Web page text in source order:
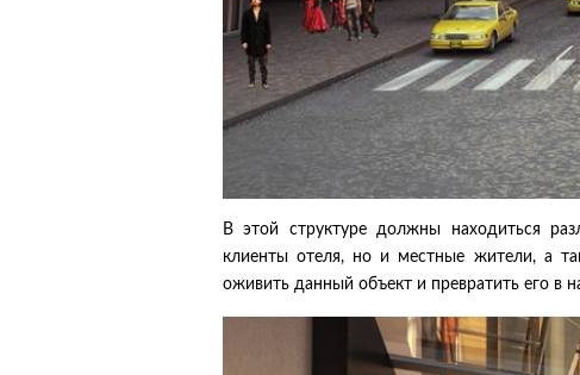
В этой структуре должны находиться
клиенты отеля, но и местные жители, а
оживить данный объект и превратить его в